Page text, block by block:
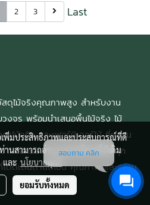
2 3 Last
ดุไม้จริงคุณภาพสูง สำหรับงาน
งจร พร้อมนำเสนอพื้นไม้จริง ไม้
ไม้จริง และเฟอร์นิเจอร์ไม้ ที่ผสาน
านออกแบบร่วมสมัย ตอบโจทย์ทุก
โดดเด่นด้านดีไซน์ คุณภาพ และความ
เพิ่มประสิทธิภาพและประสบการณ์ที่ดี
านสามารถอ่านรายละเอียดเพิ่มเติม
และ นโยบายคุกกี้
ยอมรับทั้งหมด
สอบถาม คลิก